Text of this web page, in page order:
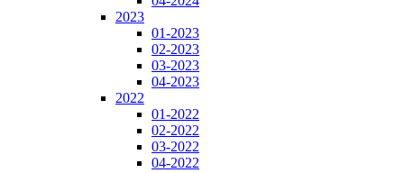
2023
01-2023
02-2023
03-2023
04-2023
2022
01-2022
02-2022
03-2022
04-2022